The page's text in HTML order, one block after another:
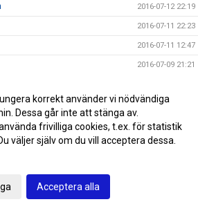
2016-07-12 22:19
2016-07-11 22:23
2016-07-11 12:47
2016-07-09 21:21
2016-07-07 23:10
2016-07-07
hopp 2016-07-05 10:48
med
korrekt använder vi nödvändiga
Dessa går inte att stänga av.
frivilliga cookies, t.ex. för statistik
väljer själv om du vill acceptera dessa.
Acceptera alla